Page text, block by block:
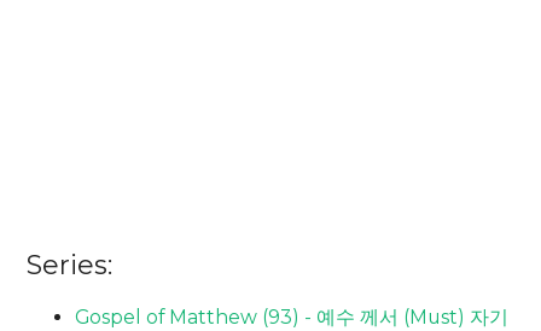
Series:
Gospel of Matthew (93) - 예수 께서 (Must) 자기